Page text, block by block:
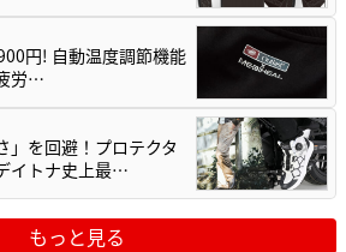
円! 自動温度調節機能
労…
」を回避！プロテクタ
イトナ史上最…
もっと見る